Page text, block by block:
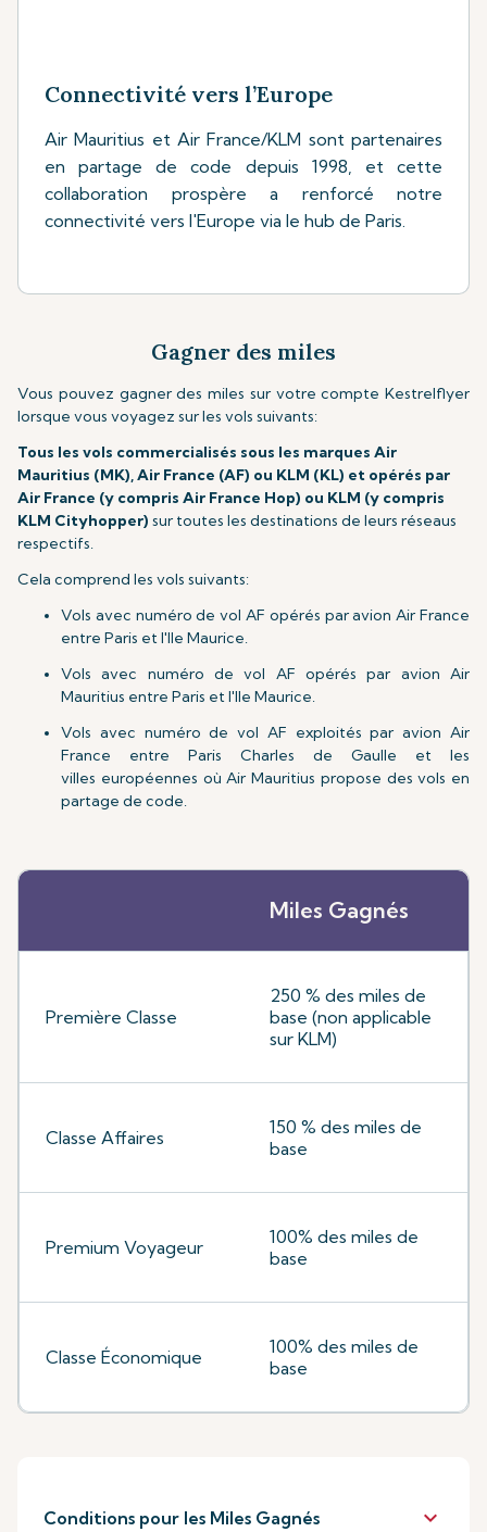
Connectivité vers l’Europe
Air Mauritius et Air France/KLM sont partenaires
en partage de code depuis 1998, et cette
collaboration prospère a renforcé notre
connectivité vers l'Europe via le hub de Paris.
Gagner des miles
Vous pouvez gagner des miles sur votre compte Kestrelflyer
lorsque vous voyagez sur les vols suivants:
Tous les vols commercialisés sous les marques Air
Mauritius (MK), Air France (AF) ou KLM (KL) et opérés par
Air France (y compris Air France Hop) ou KLM (y compris
KLM Cityhopper) sur toutes les destinations de leurs réseaus
respectifs.
Cela comprend les vols suivants:
Vols avec numéro de vol AF opérés par avion Air France
entre Paris et l'Ile Maurice.
Vols avec numéro de vol AF opérés par avion Air
Mauritius entre Paris et l'Ile Maurice.
Vols avec numéro de vol AF exploités par avion Air
France entre Paris Charles de Gaulle et les
villes européennes où Air Mauritius propose des vols en
partage de code.
Miles Gagnés
Première Classe
250 % des miles de
base (non applicable
sur KLM)
Classe Affaires
150 % des miles de
base
Premium Voyageur
100% des miles de
base
Classe Économique
100% des miles de
base
Conditions pour les Miles Gagnés keyboard_arrow_down